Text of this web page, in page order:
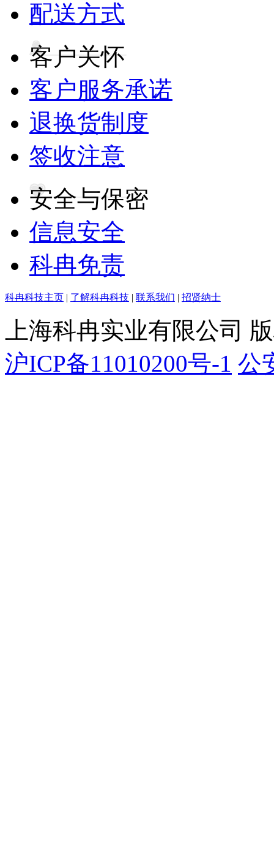
配送方式
客户关怀
客户服务承诺
退换货制度
签收注意
安全与保密
信息安全
科冉免责
科冉科技主页 | 了解科冉科技 | 联系我们 | 招贤纳士
上海科冉实业有限公司
沪ICP备11010200号-1 公